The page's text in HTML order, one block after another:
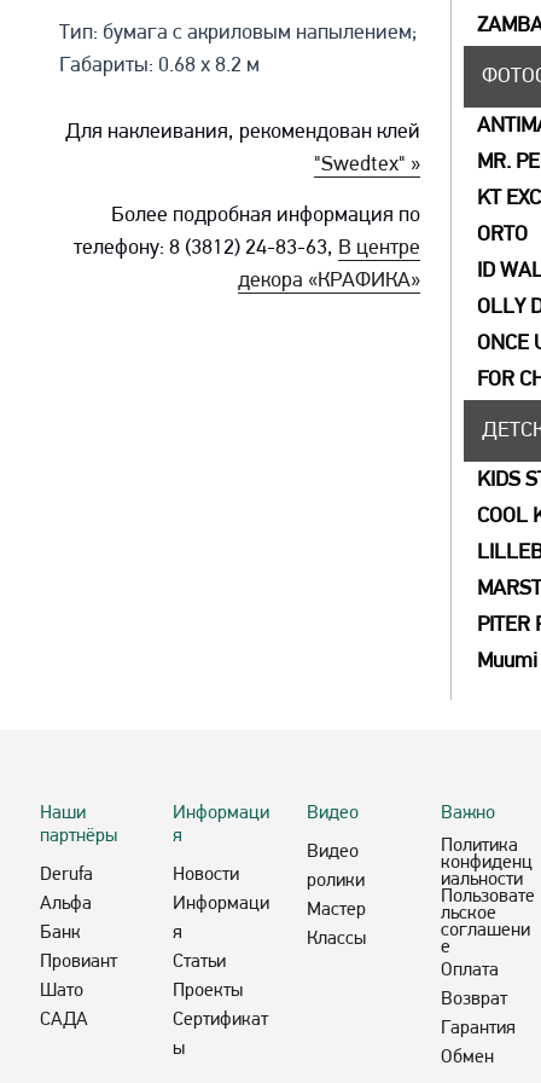
Тип: бумага с акриловым напылением;
Габариты: 0.68 x 8.2 м
Для наклеивания, рекомендован клей
"Swedtex" »
Более подробная информация по
телефону: 8 (3812) 24-83-63, В центре
декора «КРАФИКА»
MR.
KT
ORTO
ID
OLLY
ONCE
FOR
KIDS
COOL
PITER
Наши
партнёры
Derufa
Альфа
Банк
Провиант
Шато
САДА
Информаци
я
Новости
Информаци
я
Статьи
Проекты
Сертификат
ы
Видео
Видео
ролики
Мастер
Классы
Важно
Политика
конфиденц
иальности
Пользовате
льское
соглашени
е
Оплата
Возврат
Гарантия
Обмен